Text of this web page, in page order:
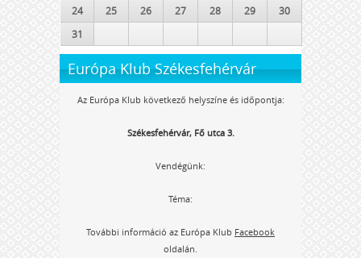
24
25 26 27 28 29
30
31
Európa Klub Székesfehérvár
Az Európa Klub következő helyszíne és időpontja:
Székesfehérvár, Fő utca 3.
Vendégünk:
Téma:
További információ az Európa Klub Facebook
oldalán.